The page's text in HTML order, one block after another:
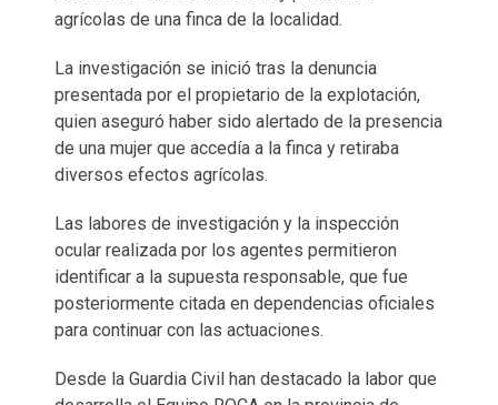
agrícolas de una finca de la localidad.
La investigación se inició tras la denuncia
presentada por el propietario de la explotación,
quien aseguró haber sido alertado de la presencia
de una mujer que accedía a la finca y retiraba
diversos efectos agrícolas.
Las labores de investigación y la inspección
ocular realizada por los agentes permitieron
identificar a la supuesta responsable, que fue
posteriormente citada en dependencias oficiales
para continuar con las actuaciones.
Desde la Guardia Civil han destacado la labor que